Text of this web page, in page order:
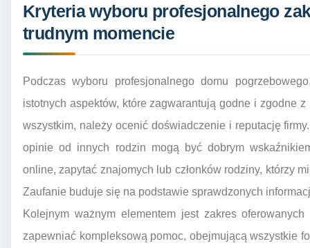
Kryteria wyboru profesjonalnego
trudnym momencie
Podczas wyboru profesjonalnego domu
istotnych aspektów, które zagwarantują godne i zgodne
wszystkim, należy ocenić doświadczenie i reputację
opinie od innych rodzin mogą być dobrym
online, zapytać znajomych lub członków rodziny, którzy
Zaufanie buduje się na podstawie sprawdzonych
Kolejnym ważnym elementem jest zakres
zapewniać kompleksową pomoc, obejmującą wszystkie